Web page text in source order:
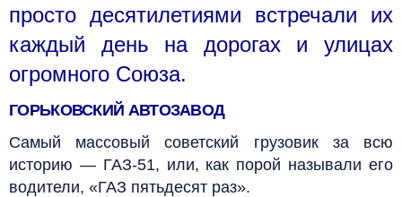
просто десятилетиями встречали их
каждый день на дорогах и улицах
огромного Союза.
ГОРЬКОВСКИЙ АВТОЗАВОД
Самый массовый советский грузовик за всю
историю — ГАЗ-51, или, как порой называли его
водители, «ГАЗ пятьдесят раз».